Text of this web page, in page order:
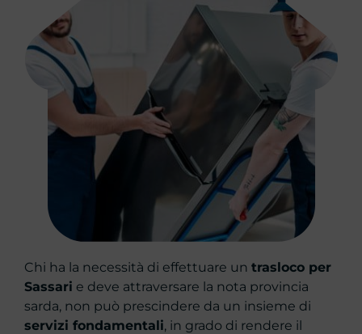
Chi ha la necessità di effettuare un trasloco per
Sassari e deve attraversare la nota provincia
sarda, non può prescindere da un insieme di
servizi fondamentali, in grado di rendere il